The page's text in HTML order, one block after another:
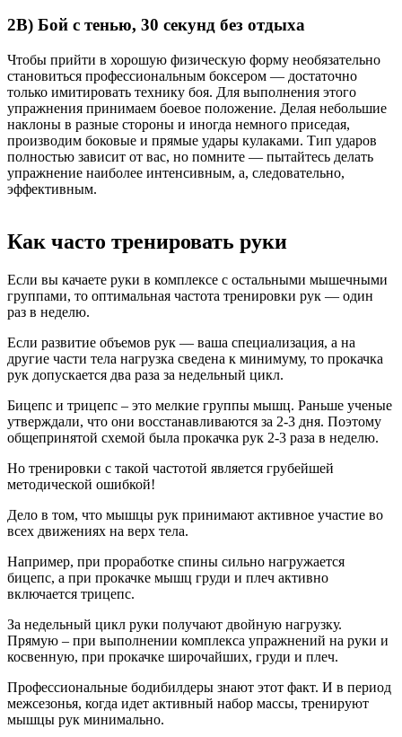
2B) Бой с тенью, 30 секунд без отдыха
Чтобы прийти в хорошую физическую форму необязательно
становиться профессиональным боксером — достаточно
только имитировать технику боя. Для выполнения этого
упражнения принимаем боевое положение. Делая небольшие
наклоны в разные стороны и иногда немного приседая,
производим боковые и прямые удары кулаками. Тип ударов
полностью зависит от вас, но помните — пытайтесь делать
упражнение наиболее интенсивным, а, следовательно,
эффективным.
Как часто тренировать руки
Если вы качаете руки в комплексе с остальными мышечными
группами, то оптимальная частота тренировки рук — один
раз в неделю.
Если развитие объемов рук — ваша специализация, а на
другие части тела нагрузка сведена к минимуму, то прокачка
рук допускается два раза за недельный цикл.
Бицепс и трицепс – это мелкие группы мышц. Раньше ученые
утверждали, что они восстанавливаются за 2-3 дня. Поэтому
общепринятой схемой была прокачка рук 2-3 раза в неделю.
Но тренировки с такой частотой является грубейшей
методической ошибкой!
Дело в том, что мышцы рук принимают активное участие во
всех движениях на верх тела.
Например, при проработке спины сильно нагружается
бицепс, а при прокачке мышц груди и плеч активно
включается трицепс.
За недельный цикл руки получают двойную нагрузку.
Прямую – при выполнении комплекса упражнений на руки и
косвенную, при прокачке широчайших, груди и плеч.
Профессиональные бодибилдеры знают этот факт. И в период
межсезонья, когда идет активный набор массы, тренируют
мышцы рук минимально.